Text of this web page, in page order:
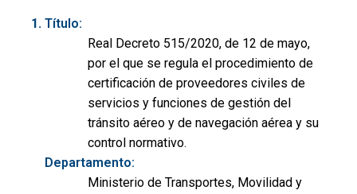
Título:
Real Decreto 515/2020, de 12 de mayo,
por el que se regula el procedimiento de
certificación de proveedores civiles de
servicios y funciones de gestión del
tránsito aéreo y de navegación aérea y su
control normativo.
Departamento:
Ministerio de Transportes, Movilidad y